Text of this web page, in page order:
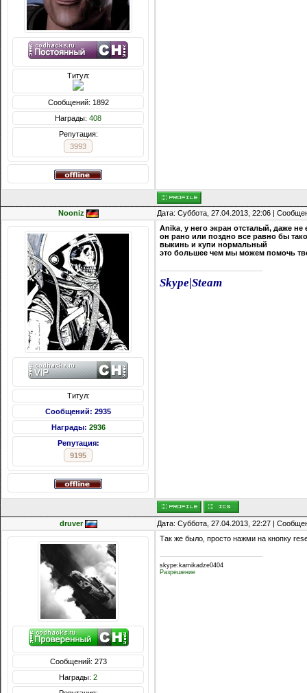
Титул:
Сообщений: 1892
Награды: 408
Репутация:
3993
Nooniz Дата: Суббота, 27.04.2013, 22:06 |
Титул:
Сообщений: 2935
Награды: 2936
Репутация:
9195
Anika у него экран отсталый, даже не
он рано или поздно все равно бы
выкинь и купи нормальный
это большее чем мы можем помочь
Skype|Steam
druver Дата: Суббота, 27.04.2013, 22:27 |
Сообщений: 273
Награды: 2
Так же было, просто нажми на кнопку
skype:kamikadze0404
Разрешение